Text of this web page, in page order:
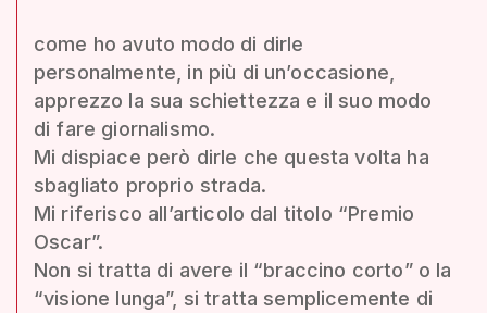
come ho avuto modo di dirle
personalmente, in più di un’occasione,
apprezzo la sua schiettezza e il suo modo
di fare giornalismo.
Mi dispiace però dirle che questa volta ha
sbagliato proprio strada.
Mi riferisco all’articolo dal titolo “Premio
Oscar”.
Non si tratta di avere il “braccino corto” o la
“visione lunga”, si tratta semplicemente di